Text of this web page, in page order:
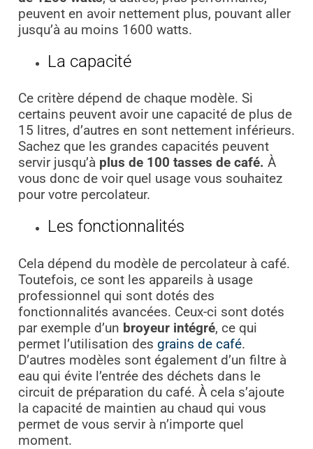
peuvent en avoir nettement plus, pouvant aller
jusqu’à au moins 1600 watts.
La capacité
Ce critère dépend de chaque modèle. Si
certains peuvent avoir une capacité de plus de
15 litres, d’autres en sont nettement inférieurs.
Sachez que les grandes capacités peuvent
servir jusqu’à plus de 100 tasses de café. À
vous donc de voir quel usage vous souhaitez
pour votre percolateur.
Les fonctionnalités
Cela dépend du modèle de percolateur à café.
Toutefois, ce sont les appareils à usage
professionnel qui sont dotés des
fonctionnalités avancées. Ceux-ci sont dotés
par exemple d’un broyeur intégré, ce qui
permet l’utilisation des grains de café.
D’autres modèles sont également d’un filtre à
eau qui évite l’entrée des déchets dans le
circuit de préparation du café. À cela s’ajoute
la capacité de maintien au chaud qui vous
permet de vous servir à n’importe quel
moment.